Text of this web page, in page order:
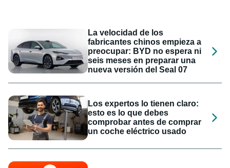
La velocidad de los
fabricantes chinos empieza a
preocupar: BYD no espera ni
seis meses en preparar una
nueva versión del Seal 07
Los expertos lo tienen claro:
esto es lo que debes
comprobar antes de comprar
un coche eléctrico usado